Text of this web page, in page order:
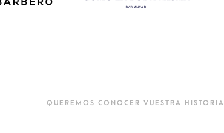
QUEREMOS CONOCER VUESTRA HISTORIA